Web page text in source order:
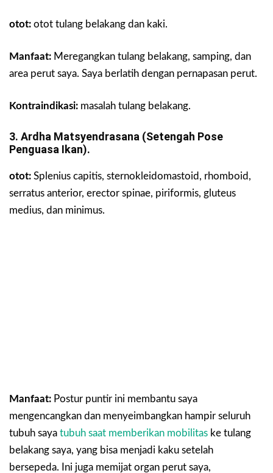
otot: otot tulang belakang dan kaki.
Manfaat: Meregangkan tulang belakang, samping, dan
area perut saya. Saya berlatih dengan pernapasan perut.
Kontraindikasi: masalah tulang belakang.
3. Ardha Matsyendrasana (setengah Pose
Penguasa Ikan).
otot: Splenius capitis, sternokleidomastoid, rhomboid,
serratus anterior, erector spinae, piriformis, gluteus
medius, dan minimus.
Manfaat: Postur puntir ini membantu saya
mengencangkan dan menyeimbangkan hampir seluruh
tubuh saya tubuh saat memberikan mobilitas ke tulang
belakang saya, yang bisa menjadi kaku setelah
bersepeda. Ini juga memijat organ perut saya,